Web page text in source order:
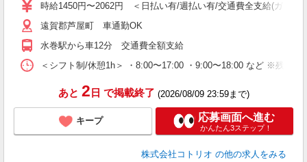
時給1450円〜2062円 ＜日払い有/週払い有/交通費全支給(ガソリ
遠賀郡芦屋町 車通勤OK
水巻駅から車12分 交通費全額支給
＜シフト制/休憩1h＞ ・8:00〜17:00 ・9:00〜18:00 など ※残業
あと 2 日 で掲載終了 (2026/08/09 23:59まで)
キープ 応募画面へ進む
かんたん3ステップ！
株式会社コトリオ の他の求人をみる